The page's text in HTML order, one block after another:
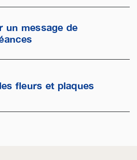
un message de
fleurs et plaques